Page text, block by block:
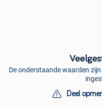
De onderstaande waarden
Deel